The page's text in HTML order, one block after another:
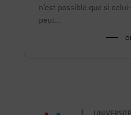
n’est possible que si
peut...